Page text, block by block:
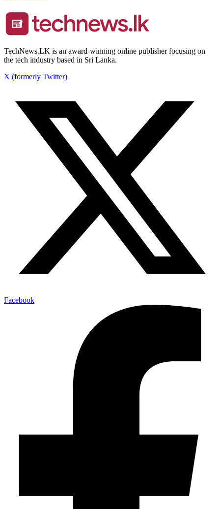
TechNews.LK is an award-winning online publisher focusing on
the tech industry based in Sri Lanka.
X (formerly Twitter)
Facebook